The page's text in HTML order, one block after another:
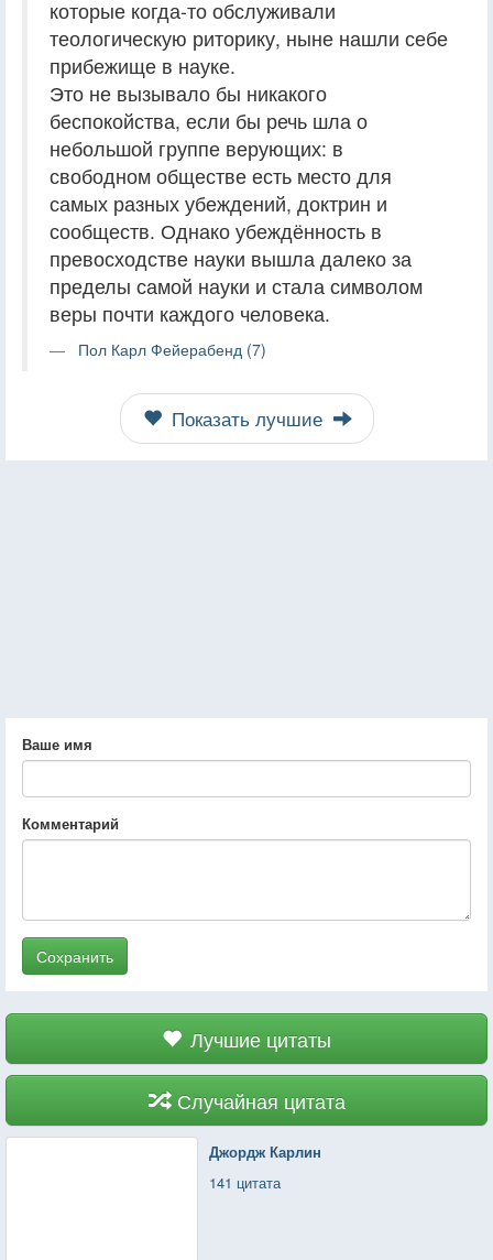
которые когда-то обслуживали
теологическую риторику, ныне нашли себе
прибежище в науке.
Это не вызывало бы никакого
беспокойства, если бы речь шла о
небольшой группе верующих: в
свободном обществе есть место для
самых разных убеждений, доктрин и
сообществ. Однако убеждённость в
превосходстве науки вышла далеко за
пределы самой науки и стала символом
веры почти каждого человека.
Пол Карл Фейерабенд (7)
Показать лучшие
Ваше имя
Комментарий
Сохранить
Лучшие цитаты
Случайная цитата
Джордж Карлин
141 цитата